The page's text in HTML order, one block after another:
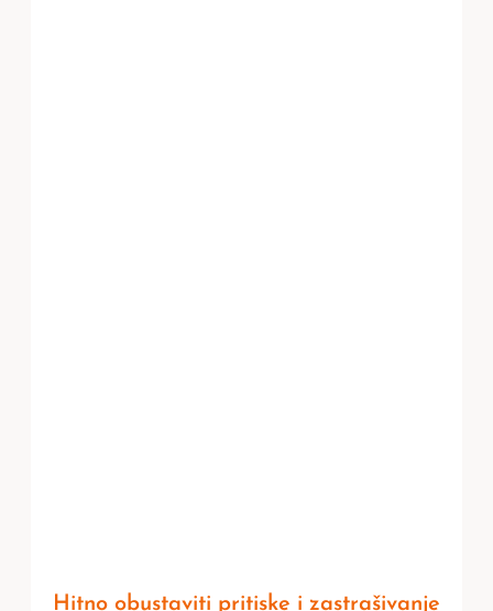
Hitno obustaviti pritiske i zastrašivanje